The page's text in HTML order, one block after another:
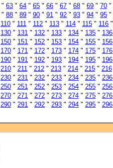
" 63 " 64 " 65 " 66 " 67 " 68 " 69 " 70 "
" 88 " 89 " 90 " 91 " 92 " 93 " 94 " 95 "
110 " 111 " 112 " 113 " 114 " 115 " 116 "
130 " 131 " 132 " 133 " 134 " 135 " 136
150 " 151 " 152 " 153 " 154 " 155 " 156
170 " 171 " 172 " 173 " 174 " 175 " 176
190 " 191 " 192 " 193 " 194 " 195 " 196
210 " 211 " 212 " 213 " 214 " 215 " 216
230 " 231 " 232 " 233 " 234 " 235 " 236
250 " 251 " 252 " 253 " 254 " 255 " 256
270 " 271 " 272 " 273 " 274 " 275 " 276
290 " 291 " 292 " 293 " 294 " 295 " 296